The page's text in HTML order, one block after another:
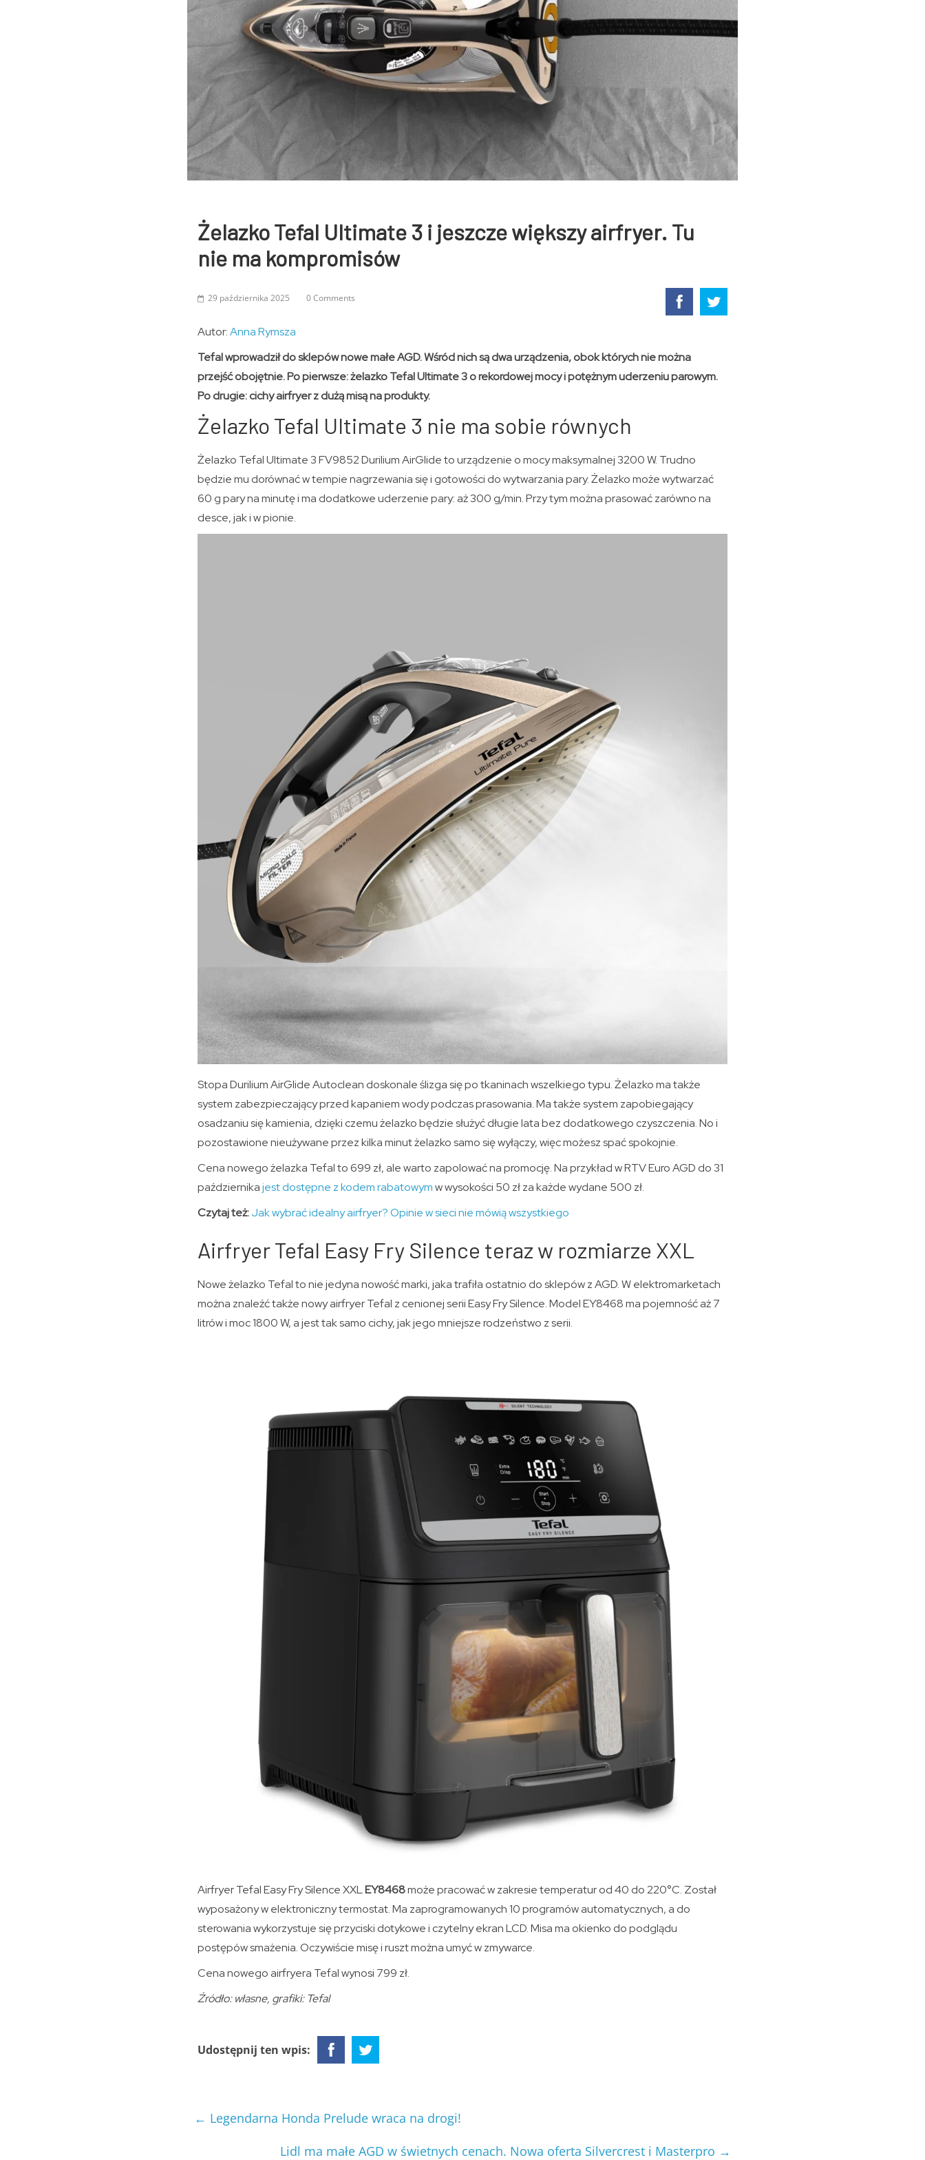
Żelazko Tefal Ultimate 3 i jeszcze większy airfryer. Tu
nie ma kompromisów
29 października 2025 0 Comments
Autor:Anna Rymsza
Tefal wprowadził do sklepów nowe małe AGD. Wśród nich są dwa urządzenia, obok których nie można
przejść obojętnie. Po pierwsze: żelazko Tefal Ultimate 3 o rekordowej mocy i potężnym uderzeniu parowym.
Po drugie: cichy airfryer z dużą misą na produkty.
Żelazko Tefal Ultimate 3 nie ma sobie równych
Żelazko Tefal Ultimate 3 FV9852 Durilium AirGlide to urządzenie o mocy maksymalnej 3200 W. Trudno
będzie mu dorównać w tempie nagrzewania się i gotowości do wytwarzania pary. Żelazko może wytwarzać
60 g pary na minutę i ma dodatkowe uderzenie pary: aż 300 g/min. Przy tym można prasować zarówno na
desce, jak i w pionie.
Stopa Durilium AirGlide Autoclean doskonale ślizga się po tkaninach wszelkiego typu. Żelazko ma także
system zabezpieczający przed kapaniem wody podczas prasowania. Ma także system zapobiegający
osadzaniu się kamienia, dzięki czemu żelazko będzie służyć długie lata bez dodatkowego czyszczenia. No i
pozostawione nieużywane przez kilka minut żelazko samo się wyłączy, więc możesz spać spokojnie.
Cena nowego żelazka Tefal to 699 zł, ale warto zapolować na promocję. Na przykład w RTV Euro AGD do 31
październikajest dostępne z kodem rabatowymw wysokości 50 zł za każde wydane 500 zł.
Czytaj też:Jak wybrać idealny airfryer? Opinie w sieci nie mówią wszystkiego
Airfryer Tefal Easy Fry Silence teraz w rozmiarze XXL
Nowe żelazko Tefal to nie jedyna nowość marki, jaka trafiła ostatnio do sklepów z AGD. W elektromarketach
można znaleźć także nowy airfryer Tefal z cenionej serii Easy Fry Silence. Model EY8468 ma pojemność aż 7
litrów i moc 1800 W, a jest tak samo cichy, jak jego mniejsze rodzeństwo z serii.
Airfryer Tefal Easy Fry Silence XXLEY8468może pracować w zakresie temperatur od 40 do 220°C. Został
wyposażony w elektroniczny termostat. Ma zaprogramowanych 10 programów automatycznych, a do
sterowania wykorzystuje się przyciski dotykowe i czytelny ekran LCD. Misa ma okienko do podglądu
postępów smażenia. Oczywiście misę i ruszt można umyć w zmywarce.
Cena nowego airfryera Tefal wynosi 799 zł.
Źródło: własne, grafiki: Tefal
Udostępnij ten wpis:
← Legendarna Honda Prelude wraca na drogi!
Lidl ma małe AGD w świetnych cenach. Nowa oferta Silvercrest i Masterpro →